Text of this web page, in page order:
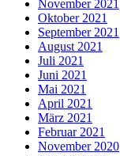
November 2021
Oktober 2021
September 2021
August 2021
Juli 2021
Juni 2021
Mai 2021
April 2021
März 2021
Februar 2021
November 2020